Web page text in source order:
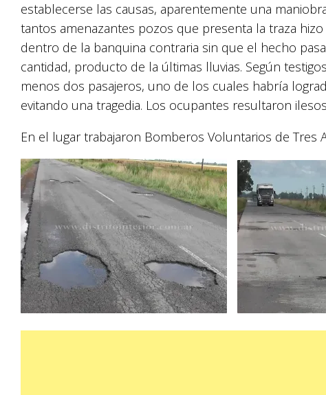
establecerse las causas, aparentemente una
tantos amenazantes pozos que presenta la traza
dentro de la banquina contraria sin que el hecho
cantidad, producto de la últimas lluvias. Según
menos dos pasajeros, uno de los cuales habría
evitando una tragedia. Los ocupantes resultaron
En el lugar trabajaron Bomberos Voluntarios de Tres